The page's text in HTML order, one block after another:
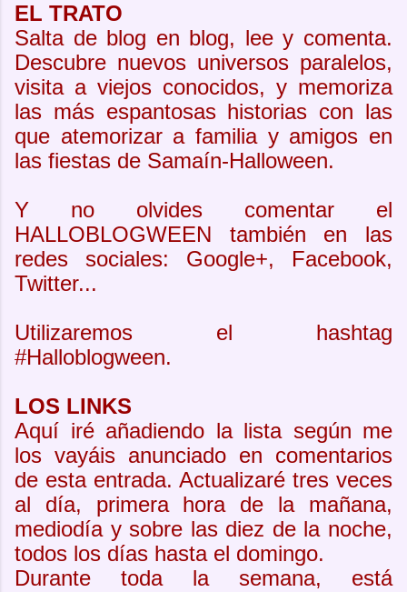
EL TRATO
Salta de blog en blog, lee y comenta.
Descubre nuevos universos paralelos,
visita a viejos conocidos, y memoriza
las más espantosas historias con las
que atemorizar a familia y amigos en
las fiestas de Samaín-Halloween.
Y no olvides comentar el
HALLOBLOGWEEN también en las
redes sociales: Google+, Facebook,
Twitter...
Utilizaremos el hashtag
#Halloblogween.
LOS LINKS
Aquí iré añadiendo la lista según me
los vayáis anunciado en comentarios
de esta entrada. Actualizaré tres veces
al día, primera hora de la mañana,
mediodía y sobre las diez de la noche,
todos los días hasta el domingo.
Durante toda la semana, está